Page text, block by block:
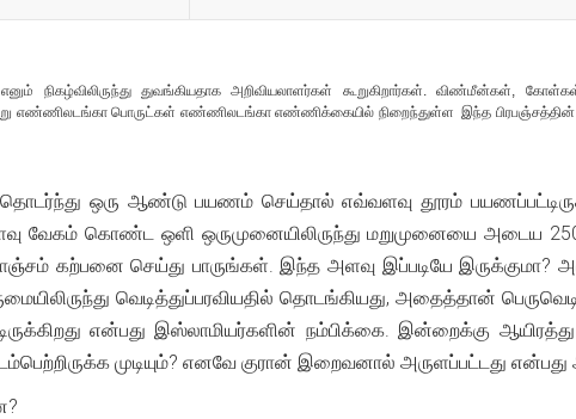
எனும் நிகழ்விலிருந்து துவங்கியதாக அறிவியலாளர்கள் கூறுகிறார்கள்.
எண்ணிலடங்கா பொருட்கள் எண்ணிலடங்கா எண்ணிக்கையில் நிறைந்துள்ள இந்த
ஒரு ஆண்டு பயணம் செய்தால் எவ்வளவு தூரம்
வேகம் கொண்ட ஒளி ஒருமுனையிலிருந்து மறுமுனையை அடைய
கற்பனை செய்து பாருங்கள். இந்த அளவு இப்படியே இருக்குமா?
வெடித்துப்பரவியதில் தொடங்கியது, அதைத்தான்
என்பது இஸ்லாமியர்களின் நம்பிக்கை. இன்றைக்கு
முடியும்? எனவே குரான் இறைவனால் அருளப்பட்டது